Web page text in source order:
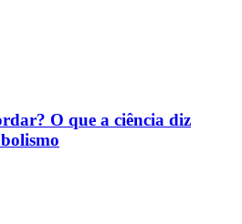
O que a ciência diz